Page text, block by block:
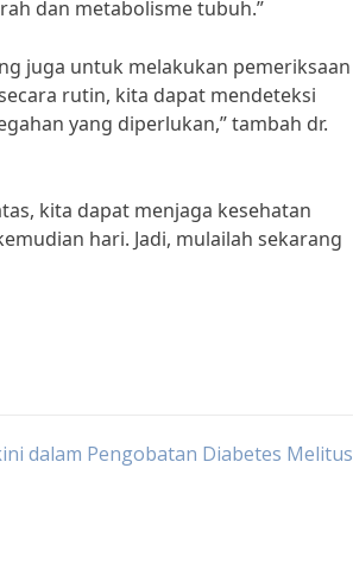
dan metabolisme tubuh.”
juga untuk melakukan pemeriksaan
rutin, kita dapat mendeteksi
yang diperlukan,” tambah dr.
kita dapat menjaga kesehatan
hari. Jadi, mulailah sekarang
dalam Pengobatan Diabetes Melitus